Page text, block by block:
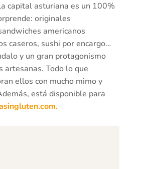
capital asturiana es un 100%
originales
americanos
caseros, sushi por encargo…
y un gran protagonismo
artesanas. Todo lo que
ellos con mucho mimo y
está disponible para